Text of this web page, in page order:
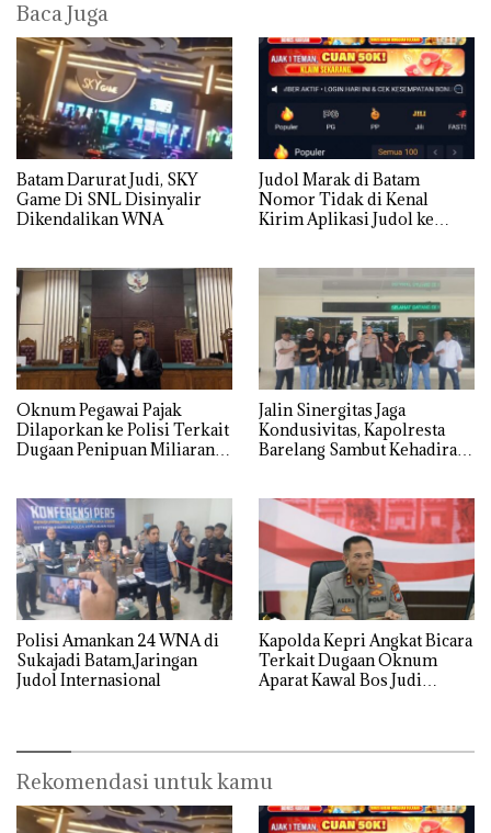
Baca Juga
Batam Darurat Judi, SKY
Game Di SNL Disinyalir
Dikendalikan WNA
Judol Marak di Batam
Nomor Tidak di Kenal
Kirim Aplikasi Judol ke
Oknum Pegawai Pajak
Dilaporkan ke Polisi Terkait
Dugaan Penipuan Miliaran
Jalin Sinergitas Jaga
Kondusivitas, Kapolresta
Barelang Sambut Kehadiran
Polisi Amankan 24 WNA di
Sukajadi Batam,Jaringan
Judol Internasional
‎Kapolda Kepri Angkat Bicara
Terkait Dugaan Oknum
Aparat Kawal Bos Judi
Rekomendasi untuk kamu